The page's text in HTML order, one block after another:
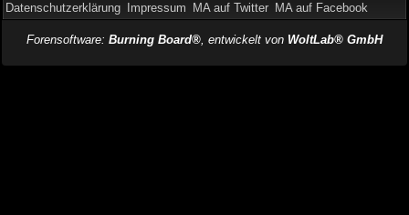
Datenschutzerklärung Impressum MA auf Twitter MA auf Facebook
Forensoftware: Burning Board®, entwickelt von WoltLab® GmbH